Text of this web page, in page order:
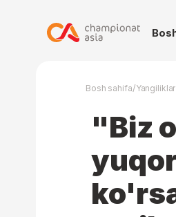
Bosh sahifa/Yangiliklar
"Biz